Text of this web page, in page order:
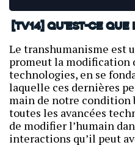
[TV14] Qu'est-ce
Le transhumanisme est
promeut la modification
technologies, en se
laquelle ces dernières
main de notre condition
toutes les avancées
de modifier l’humain
interactions qu’il peut